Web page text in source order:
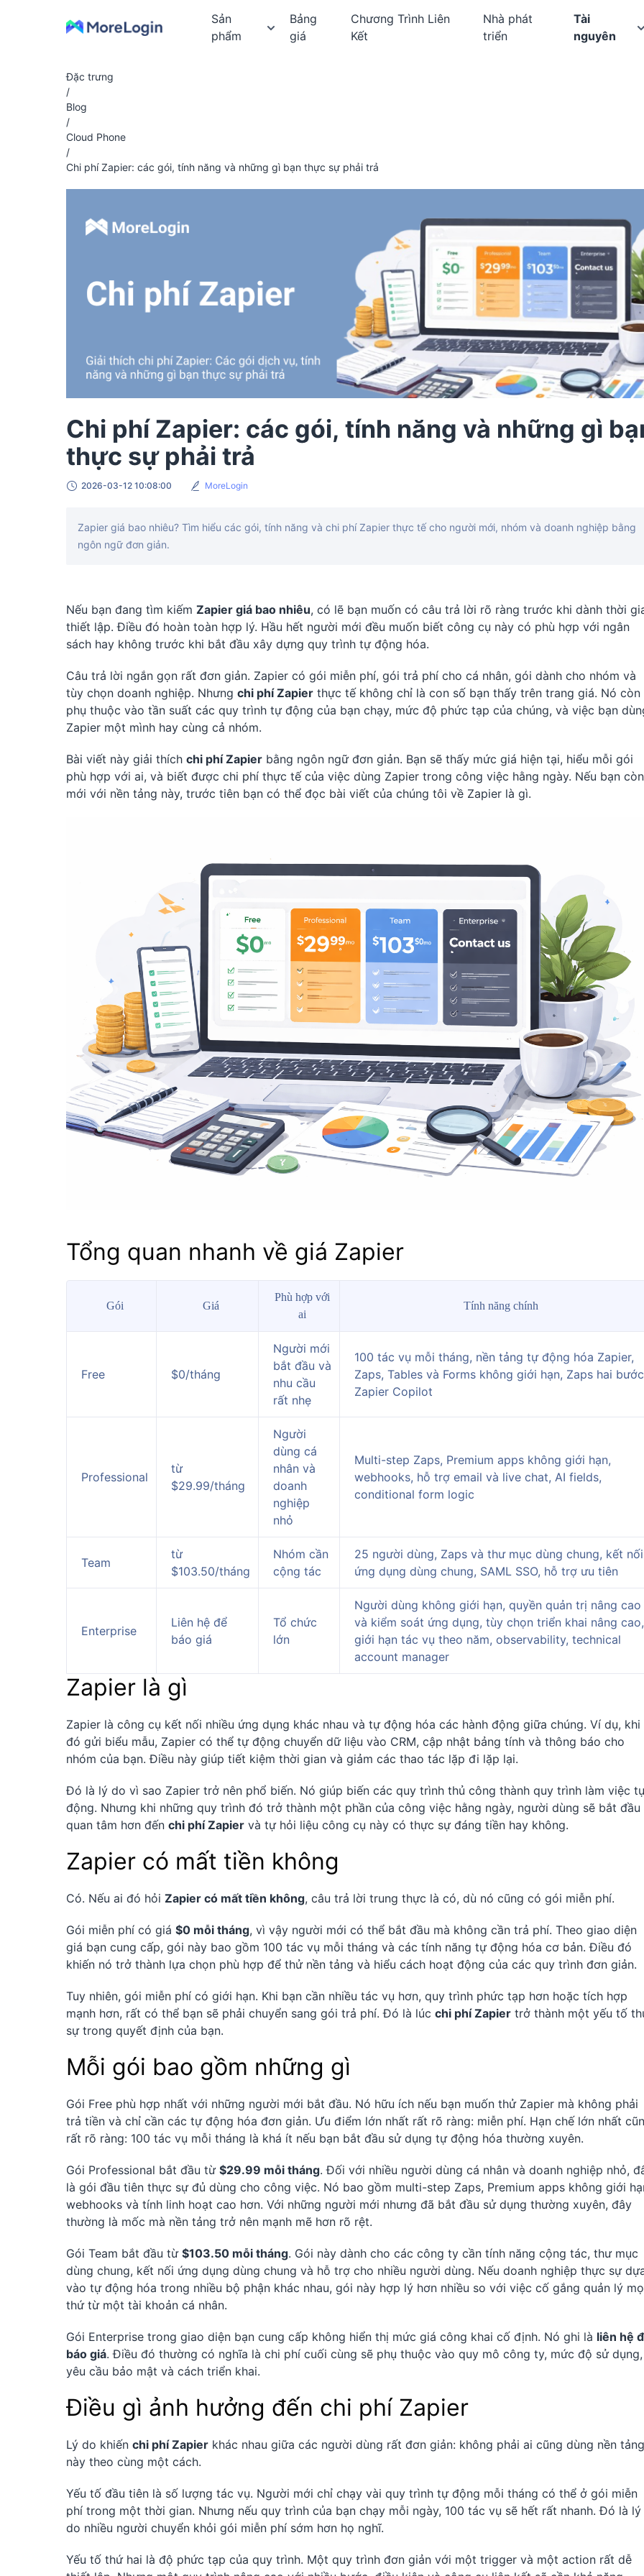
Sản
phẩm
Bảng
giá
Chương Trình Liên
Kết
Nhà phát
triển
Tài
nguyên
Đặc trưng
/
Blog
/
Cloud Phone
/
Chi phí Zapier: các gói, tính năng và những gì bạn thực sự phải trả
Chi phí Zapier: các gói, tính năng và những gì
thực sự phải trả
2026-03-12 10:08:00 MoreLogin
Zapier giá bao nhiêu? Tìm hiểu các gói, tính năng và chi phí Zapier thực tế cho người mới, nhóm và doanh nghiệp bằng
ngôn ngữ đơn giản.
Nếu bạn đang tìm kiếm Zapier giá bao nhiêu, có lẽ bạn muốn có câu trả lời rõ ràng trước khi dành thời
thiết lập. Điều đó hoàn toàn hợp lý. Hầu hết người mới đều muốn biết công cụ này có phù hợp với ngân
sách hay không trước khi bắt đầu xây dựng quy trình tự động hóa.
Câu trả lời ngắn gọn rất đơn giản. Zapier có gói miễn phí, gói trả phí cho cá nhân, gói dành cho nhóm và
tùy chọn doanh nghiệp. Nhưng chi phí Zapier thực tế không chỉ là con số bạn thấy trên trang giá. Nó còn
phụ thuộc vào tần suất các quy trình tự động của bạn chạy, mức độ phức tạp của chúng, và việc bạn
Zapier một mình hay cùng cả nhóm.
Bài viết này giải thích chi phí Zapier bằng ngôn ngữ đơn giản. Bạn sẽ thấy mức giá hiện tại, hiểu mỗi gói
phù hợp với ai, và biết được chi phí thực tế của việc dùng Zapier trong công việc hằng ngày. Nếu bạn còn
mới với nền tảng này, trước tiên bạn có thể đọc bài viết của chúng tôi về Zapier là gì.
Tổng quan nhanh về giá Zapier
Gói Giá
Phù hợp với
ai
Tính năng chính
Free $0/tháng
Người mới
bắt đầu và
nhu cầu
rất nhẹ
100 tác vụ mỗi tháng, nền tảng tự động hóa Zapier,
Zaps, Tables và Forms không giới hạn, Zaps hai
Zapier Copilot
Professional
từ
$29.99/tháng
Người
dùng cá
nhân và
doanh
nghiệp
nhỏ
Multi-step Zaps, Premium apps không giới hạn,
webhooks, hỗ trợ email và live chat, AI fields,
conditional form logic
Team
từ
$103.50/tháng
Nhóm cần
cộng tác
25 người dùng, Zaps và thư mục dùng chung, kết nối
ứng dụng dùng chung, SAML SSO, hỗ trợ ưu tiên
Enterprise
Liên hệ để
báo giá
Tổ chức
lớn
Người dùng không giới hạn, quyền quản trị nâng cao
và kiểm soát ứng dụng, tùy chọn triển khai nâng cao,
giới hạn tác vụ theo năm, observability, technical
account manager
Zapier là gì
Zapier là công cụ kết nối nhiều ứng dụng khác nhau và tự động hóa các hành động giữa chúng. Ví dụ, khi
đó gửi biểu mẫu, Zapier có thể tự động chuyển dữ liệu vào CRM, cập nhật bảng tính và thông báo cho
nhóm của bạn. Điều này giúp tiết kiệm thời gian và giảm các thao tác lặp đi lặp lại.
Đó là lý do vì sao Zapier trở nên phổ biến. Nó giúp biến các quy trình thủ công thành quy trình làm việc
động. Nhưng khi những quy trình đó trở thành một phần của công việc hằng ngày, người dùng sẽ bắt đầu
quan tâm hơn đến chi phí Zapier và tự hỏi liệu công cụ này có thực sự đáng tiền hay không.
Zapier có mất tiền không
Có. Nếu ai đó hỏi Zapier có mất tiền không, câu trả lời trung thực là có, dù nó cũng có gói miễn phí.
Gói miễn phí có giá $0 mỗi tháng, vì vậy người mới có thể bắt đầu mà không cần trả phí. Theo giao diện
giá bạn cung cấp, gói này bao gồm 100 tác vụ mỗi tháng và các tính năng tự động hóa cơ bản. Điều đó
khiến nó trở thành lựa chọn phù hợp để thử nền tảng và hiểu cách hoạt động của các quy trình đơn giản.
Tuy nhiên, gói miễn phí có giới hạn. Khi bạn cần nhiều tác vụ hơn, quy trình phức tạp hơn hoặc tích hợp
mạnh hơn, rất có thể bạn sẽ phải chuyển sang gói trả phí. Đó là lúc chi phí Zapier trở thành một yếu tố
sự trong quyết định của bạn.
Mỗi gói bao gồm những gì
Gói Free phù hợp nhất với những người mới bắt đầu. Nó hữu ích nếu bạn muốn thử Zapier mà không phải
trả tiền và chỉ cần các tự động hóa đơn giản. Ưu điểm lớn nhất rất rõ ràng: miễn phí. Hạn chế lớn nhất
rất rõ ràng: 100 tác vụ mỗi tháng là khá ít nếu bạn bắt đầu sử dụng tự động hóa thường xuyên.
Gói Professional bắt đầu từ $29.99 mỗi tháng. Đối với nhiều người dùng cá nhân và doanh nghiệp nhỏ,
là gói đầu tiên thực sự đủ dùng cho công việc. Nó bao gồm multi-step Zaps, Premium apps không giới
webhooks và tính linh hoạt cao hơn. Với những người mới nhưng đã bắt đầu sử dụng thường xuyên, đây
thường là mốc mà nền tảng trở nên mạnh mẽ hơn rõ rệt.
Gói Team bắt đầu từ $103.50 mỗi tháng. Gói này dành cho các công ty cần tính năng cộng tác, thư mục
dùng chung, kết nối ứng dụng dùng chung và hỗ trợ cho nhiều người dùng. Nếu doanh nghiệp thực sự
vào tự động hóa trong nhiều bộ phận khác nhau, gói này hợp lý hơn nhiều so với việc cố gắng quản lý
thứ từ một tài khoản cá nhân.
Gói Enterprise trong giao diện bạn cung cấp không hiển thị mức giá công khai cố định. Nó ghi là liên hệ
báo giá. Điều đó thường có nghĩa là chi phí cuối cùng sẽ phụ thuộc vào quy mô công ty, mức độ sử dụng,
yêu cầu bảo mật và cách triển khai.
Điều gì ảnh hưởng đến chi phí Zapier
Lý do khiến chi phí Zapier khác nhau giữa các người dùng rất đơn giản: không phải ai cũng dùng nền tảng
này theo cùng một cách.
Yếu tố đầu tiên là số lượng tác vụ. Người mới chỉ chạy vài quy trình tự động mỗi tháng có thể ở gói miễn
phí trong một thời gian. Nhưng nếu quy trình của bạn chạy mỗi ngày, 100 tác vụ sẽ hết rất nhanh. Đó là lý
do nhiều người chuyển khỏi gói miễn phí sớm hơn họ nghĩ.
Yếu tố thứ hai là độ phức tạp của quy trình. Một quy trình đơn giản với một trigger và một action rất dễ